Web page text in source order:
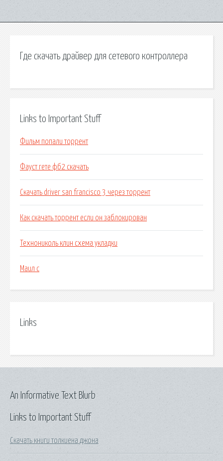
Где скачать драйвер для сетевого контроллера
Links to Important Stuff
Фильм попали торрент
Фауст гете фб2 скачать
Скачать driver san francisco 3 через торрент
Как скачать торрент если он заблокирован
Технониколь клин схема укладки
Маил с
Links
Links to Important Stuff
Скачать книги толкиена джона
An Informative Text Blurb